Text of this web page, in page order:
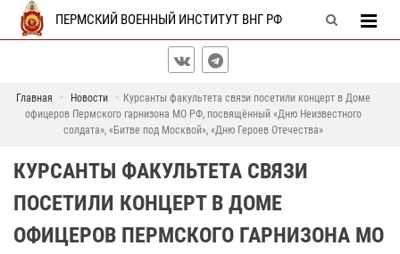
ПЕРМСКИЙ ВОЕННЫЙ ИНСТИТУТ ВНГ РФ
Главная Новости
Курсанты факультета связи посетили концерт в Доме
офицеров Пермского гарнизона МО РФ, посвящённый «Дню Неизвестного
солдата», «Битве под Москвой», «Дню Героев Отечества»
КУРСАНТЫ ФАКУЛЬТЕТА СВЯЗИ
ПОСЕТИЛИ КОНЦЕРТ В ДОМЕ
ОФИЦЕРОВ ПЕРМСКОГО ГАРНИЗОНА МО